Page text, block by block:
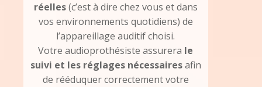
réelles(c’est à dire chez vous et dans
vos environnements quotidiens) de
l’appareillage auditif choisi.
Votre audioprothésiste assurera le
suivi et les réglages nécessairesafin
de rééduquer correctement votre